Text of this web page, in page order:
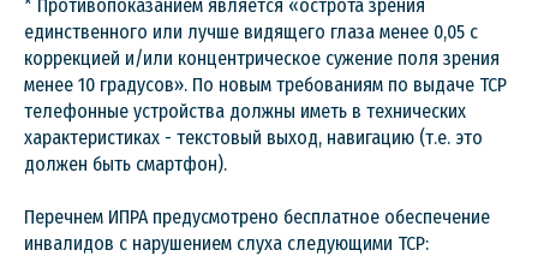
* Противопоказанием является «острота зрения
единственного или лучше видящего глаза менее 0,05 с
коррекцией и/или концентрическое сужение поля зрения
менее 10 градусов». По новым требованиям по выдаче ТСР
телефонные устройства должны иметь в технических
характеристиках - текстовый выход, навигацию (т.е. это
должен быть смартфон).
Перечнем ИПРА предусмотрено бесплатное обеспечение
инвалидов с нарушением слуха следующими ТСР: